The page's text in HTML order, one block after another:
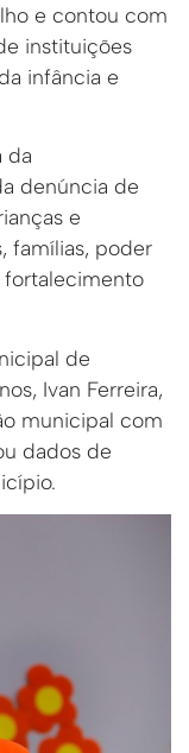
e contou com
instituições
infância e
da
denúncia de
e
famílias, poder
fortalecimento
de
Ivan Ferreira,
municipal com
dados de